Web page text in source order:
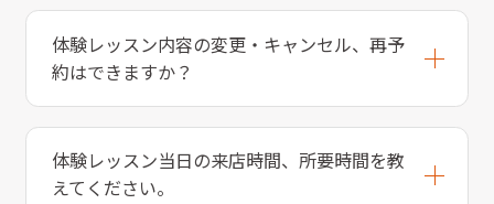
体験レッスン内容の変更・キャンセル、再予
約はできますか？
体験レッスン当日の来店時間、所要時間を教
えてください。